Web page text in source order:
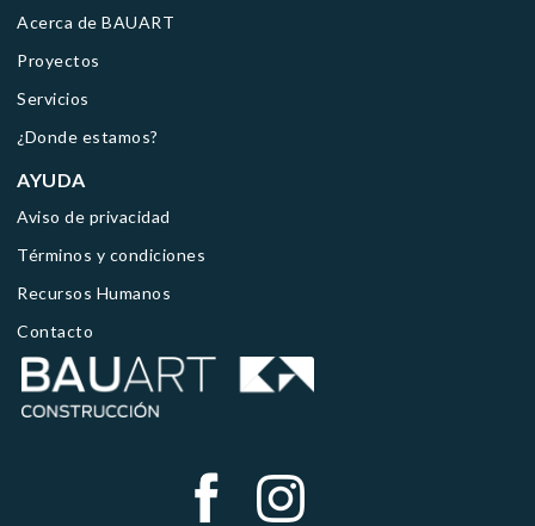
Acerca de BAUART
Proyectos
Servicios
¿Donde estamos?
AYUDA
Aviso de privacidad
Términos y condiciones
Recursos Humanos
Contacto